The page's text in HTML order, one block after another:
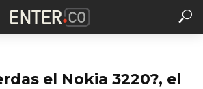
el Nokia 3220?, el